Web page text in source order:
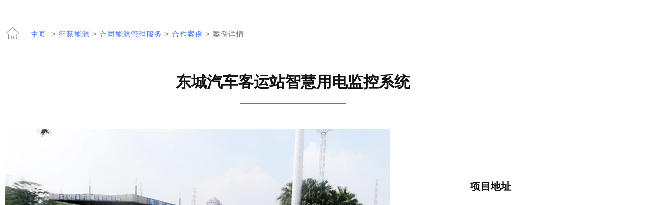
主页 > 智慧能源 > 合同能源管理服务 > 合作案例 > 案例详情
东城汽车客运站智慧用电监控系统
项目地址